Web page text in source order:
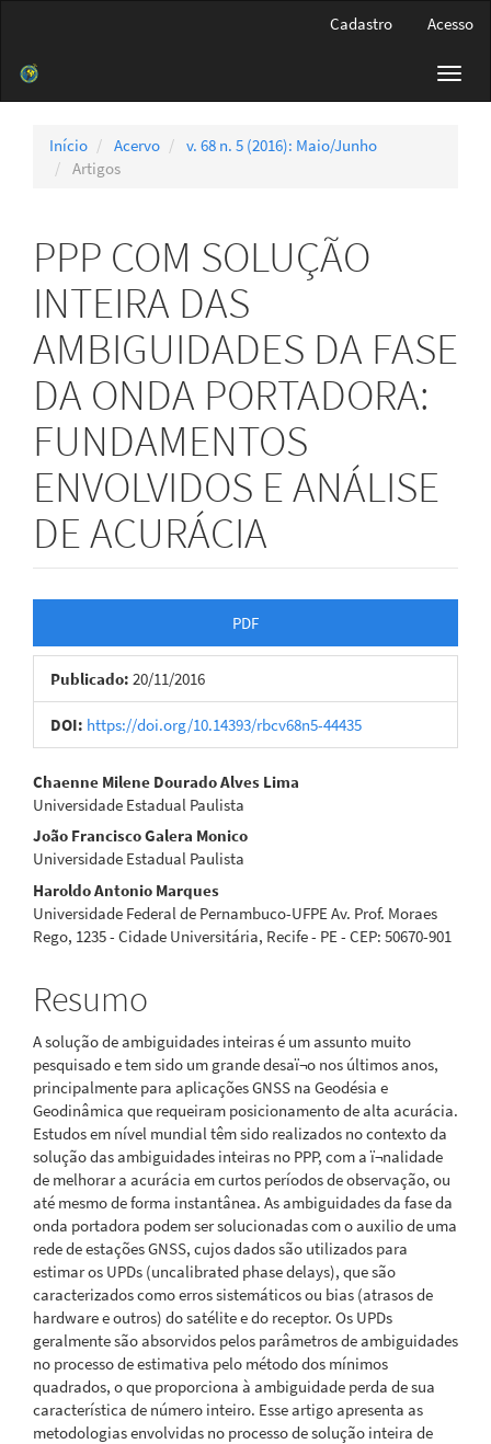
Barra
Cadastro Acesso
Início Acervo
v. 68 n. 5 (2016): Maio/Junho
Artigos
PPP COM SOLUÇÃO
INTEIRA DAS
AMBIGUIDADES DA FASE
DA ONDA PORTADORA:
FUNDAMENTOS
ENVOLVIDOS E ANÁLISE
DE ACURÁCIA
lateral
de
artigos
PDF
Publicado: 20/11/2016
DOI: https://doi.org/10.14393/rbcv68n5-44435
Conteúdo
do
artigo
principal
Chaenne Milene Dourado Alves Lima
Universidade Estadual Paulista
João Francisco Galera Monico
Universidade Estadual Paulista
Haroldo Antonio Marques
Universidade Federal de Pernambuco-UFPE Av. Prof. Moraes
Rego, 1235 - Cidade Universitária, Recife - PE - CEP: 50670-901
Resumo
A solução de ambiguidades inteiras é um assunto muito
pesquisado e tem sido um grande desaï¬o nos últimos anos,
principalmente para aplicações GNSS na Geodésia e
Geodinâmica que requeiram posicionamento de alta acurácia.
Estudos em nível mundial têm sido realizados no contexto da
solução das ambiguidades inteiras no PPP, com a ï¬nalidade
de melhorar a acurácia em curtos períodos de observação, ou
até mesmo de forma instantânea. As ambiguidades da fase da
onda portadora podem ser solucionadas com o auxilio de uma
rede de estações GNSS, cujos dados são utilizados para
estimar os UPDs (uncalibrated phase delays), que são
caracterizados como erros sistemáticos ou bias (atrasos de
hardware e outros) do satélite e do receptor. Os UPDs
geralmente são absorvidos pelos parâmetros de ambiguidades
no processo de estimativa pelo método dos mínimos
quadrados, o que proporciona à ambiguidade perda de sua
característica de número inteiro. Esse artigo apresenta as
metodologias envolvidas no processo de solução inteira de